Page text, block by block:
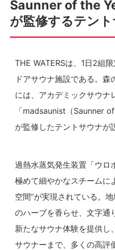
Saunner of the
が監修するテン
THE WATERSは、1日2組
ドアサウナ施設である。
には、アカデミックサウナ
「madsaunist（Saunner
が監修したテントサウナが
過熱水蒸気発生装置「ウロ
極めて細やかなスチームに
空間”が実現されている。
のハーブを香らせ、文字通
新たなサウナ体験を提供し
サウナーまで、多くの高評